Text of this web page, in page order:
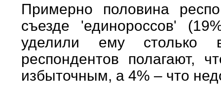
Примерно половина
съезде 'единороссов'
уделили ему столько
респондентов полагают,
избыточным, а 4% – что